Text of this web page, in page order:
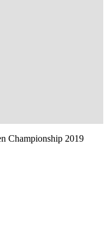
Championship 2019